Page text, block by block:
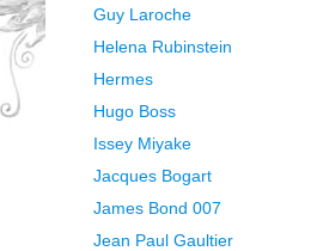
Guy Laroche
Helena Rubinstein
Hermes
Hugo Boss
Issey Miyake
Jacques Bogart
James Bond 007
Jean Paul Gaultier